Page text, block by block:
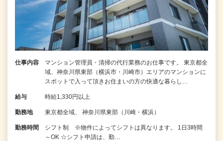
仕事内容
マンション管理員・清掃の代行業務のお仕事です。 東京都全
域、神奈川県東部（横浜市・川崎市）エリアのマンションに
スポットで入って頂きお住まいの方の快適な暮らし…
給与 時給1,330円以上
勤務地 東京都全域、 神奈川県東部（川崎・横浜）
勤務時間
シフト制 ※物件によってシフトは異なります。 1日3時間
～OK ☆シフト申請は、勤…